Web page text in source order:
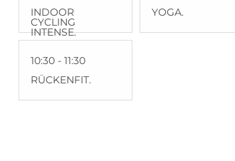
INDOOR
CYCLING
INTENSE.
10:30 - 11:30
RÜCKENFIT.
YOGA.